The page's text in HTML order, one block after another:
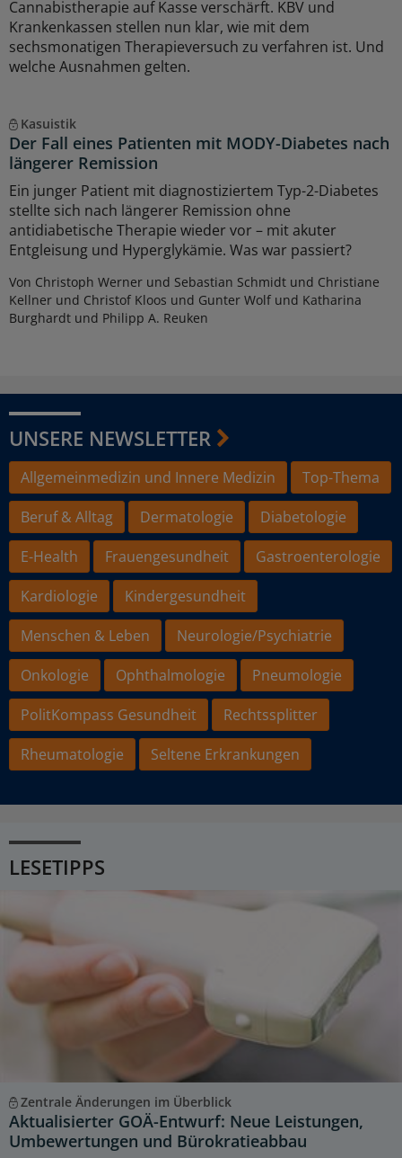
Cannabistherapie auf Kasse verschärft. KBV und
Krankenkassen stellen nun klar, wie mit dem
sechsmonatigen Therapieversuch zu verfahren ist. Und
welche Ausnahmen gelten.
Kasuistik
Der Fall eines Patienten mit MODY-Diabetes nach
längerer Remission
Ein junger Patient mit diagnostiziertem Typ-2-Diabetes
stellte sich nach längerer Remission ohne
antidiabetische Therapie wieder vor – mit akuter
Entgleisung und Hyperglykämie. Was war passiert?
Von Christoph Werner und Sebastian Schmidt und Christiane
Kellner und Christof Kloos und Gunter Wolf und Katharina
Burghardt und Philipp A. Reuken
UNSERE NEWSLETTER
Allgemeinmedizin und Innere Medizin
Top-Thema
Beruf & Alltag
Dermatologie
Diabetologie
E-Health
Frauengesundheit
Gastroenterologie
Kardiologie
Kindergesundheit
Menschen & Leben
Neurologie/Psychiatrie
Onkologie
Ophthalmologie
Pneumologie
PolitKompass Gesundheit
Rechtssplitter
Rheumatologie
Seltene Erkrankungen
LESETIPPS
Zentrale Änderungen im Überblick
Aktualisierter GOÄ-Entwurf: Neue Leistungen,
Umbewertungen und Bürokratieabbau